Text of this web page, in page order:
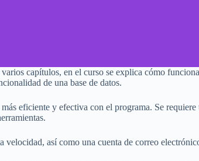
capítulos, en el curso se explica cómo
de una base de datos.
eficiente y efectiva con el programa. Se
velocidad, así como una cuenta de correo